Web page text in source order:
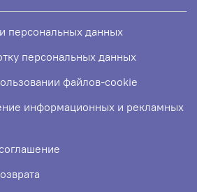
персональных данных
персональных данных
файлов-cookie
информационных и рекламных